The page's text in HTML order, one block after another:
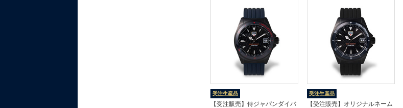
受注生産品
【受注販売】侍ジャパンダイバ
受注生産品
【受注販売】オリジナルネーム